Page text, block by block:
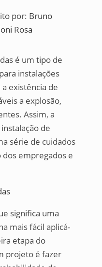
por: Bruno
Rosa
é um tipo de
instalações
existência de
a explosão,
Assim, a
de
série de cuidados
empregados e
significa uma
mais fácil aplicá-
etapa do
projeto é fazer